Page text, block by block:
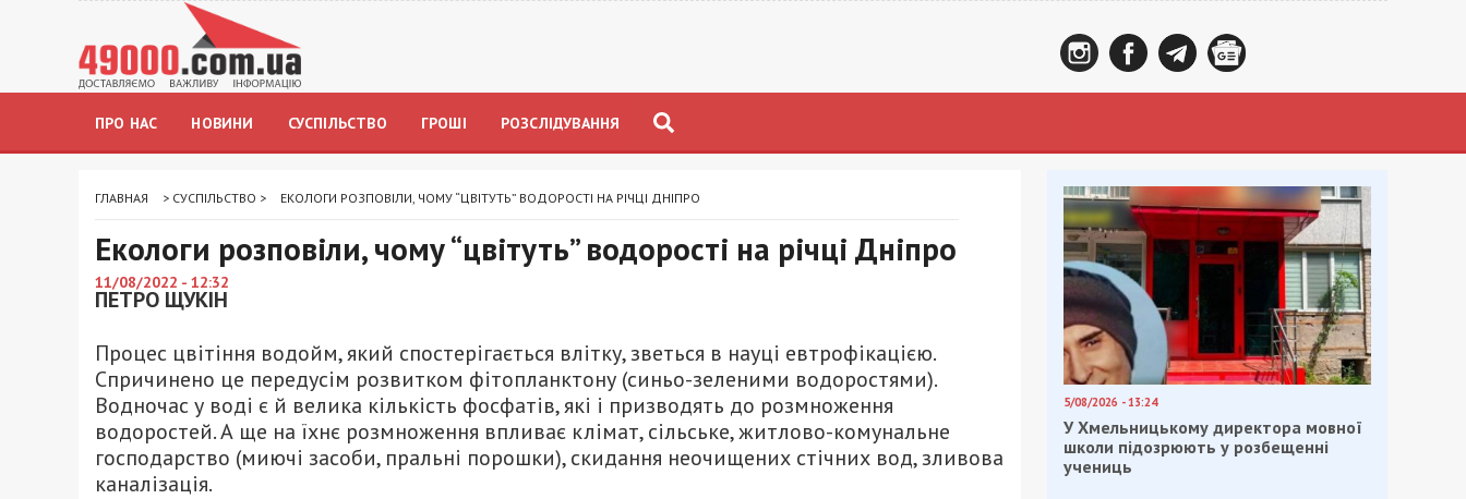
ПРО НАС НОВИНИ СУСПІЛЬСТВО ГРОШІ РОЗСЛІДУВАННЯ
ГЛАВНАЯ > СУСПІЛЬСТВО > ЕКОЛОГИ РОЗПОВІЛИ, ЧОМУ “ЦВІТУТЬ” ВОДОРОСТІ НА РІЧЦІ ДНІПРО
Екологи розповіли, чому “цвітуть” водорості на річці Дніпро
11/08/2022 - 12:32
ПЕТРО ЩУКІН
Процес цвітіння водойм, який спостерігається влітку, зветься в науці евтрофікацією.
Спричинено це передусім розвитком фітопланктону (синьо-зеленими водоростями).
Водночас у воді є й велика кількість фосфатів, які і призводять до розмноження
водоростей. А ще на їхнє розмноження впливає клімат, сільське, житлово-комунальне
господарство (миючі засоби, пральні порошки), скидання неочищених стічних вод, зливова
каналізація.
5/08/2026 - 13:24
У Хмельницькому директора мовної
школи підозрюють у розбещенні
учениць